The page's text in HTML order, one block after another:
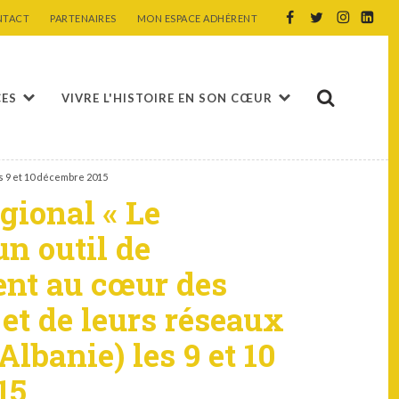
PARTENAIRES MON ESPACE ADHÉRENT
VIVRE L'HISTOIRE EN SON CŒUR
et 10 décembre 2015
« Le
outil de
au cœur des
de leurs réseaux
les 9 et 10